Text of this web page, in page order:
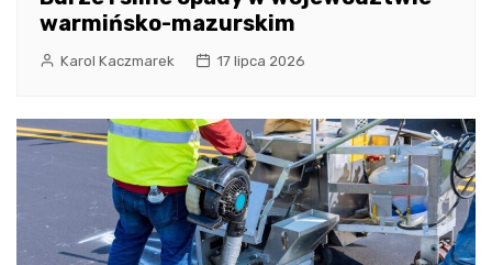
warmińsko-mazurskim
Karol Kaczmarek 17 lipca 2026